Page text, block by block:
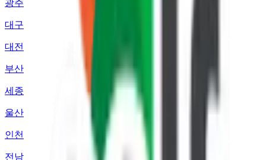
광주
대구
대전
부산
세종
울산
인천
전남